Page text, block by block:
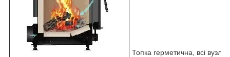
Топка герметична, всі вузли